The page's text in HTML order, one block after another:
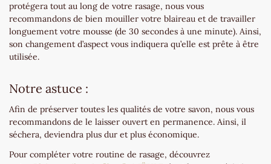
protégera tout au long de votre rasage, nous vous
recommandons de bien mouiller votre blaireau et de travailler
longuement votre mousse (de 30 secondes à une minute). Ainsi,
son changement d’aspect vous indiquera qu’elle est prête à être
utilisée.
Notre astuce :
Afin de préserver toutes les qualités de votre savon, nous vous
recommandons de le laisser ouvert en permanence. Ainsi, il
séchera, deviendra plus dur et plus économique.
Pour compléter votre routine de rasage, découvrez